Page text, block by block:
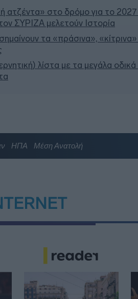
ατζέντα» στο δρόμο για το
ΣΥΡΙΖΑ μελετούν Ιστορία
τα «πράσινα», «κίτρινα»
λίστα με τα μεγάλα
ΗΠΑ Μέση Ανατολή